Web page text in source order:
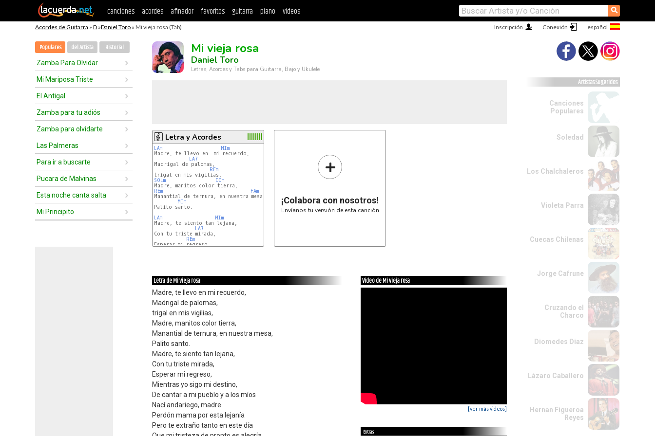
canciones acordes afinador favoritos guitarra piano videos ⚲
Acordes de Guitarra » D »Daniel Toro » Mi vieja rosa (Tab) Conexión
Inscripción
Populares del Artista Historial
Zamba Para Olvidar
Mi Mariposa Triste
El Antigal
Zamba para tu adiós
Zamba para olvidarte
Las Palmeras
Para ir a buscarte
Pucara de Malvinas
Esta noche canta salta
Mi Principito
Mi vieja rosa
Daniel Toro
Letras, Acordes y Tabs para Guitarra, Bajo y Ukulele
Letra y Acordes
LAm
MIm
Madre, te llevo en  mi recuerdo,
LA7
Madrigal de palomas,
REm
SOLm
DOm
REm
FAm
Manantial de ternura, en nuestra mesa,
MIm
Palito santo.
LAm
MIm
Madre, te siento tan lejana,
LA7
Con tu triste mirada,
REm
+
¡Colabora con nosotros!
Envíanos tu versión de esta canción
Letra de Mi vieja rosa
Madre, te llevo en mi recuerdo,
Madrigal de palomas,
trigal en mis vigilias,
Madre, manitos color tierra,
Manantial de ternura, en nuestra mesa,
Palito santo.
Madre, te siento tan lejana,
Con tu triste mirada,
Esperar mi regreso,
Mientras yo sigo mi destino,
De cantar a mi pueblo y a los míos
Nací andariego, madre
Perdón mama por esta lejanía
Pero te extraño tanto en este día
Video de Mi vieja rosa
[ver más videos]
Extras
Artistas Sugeridos
Canciones
Populares
Soledad
Los Chalchaleros
Violeta Parra
Cuecas Chilenas
Jorge Cafrune
Cruzando el
Charco
Diomedes Diaz
Lázaro Caballero
Hernan Figueroa
Reyes